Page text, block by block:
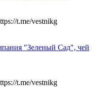
t.me/vestnikg
"Зеленый Сад", чей
t.me/vestnikg